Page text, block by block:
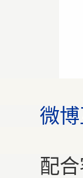
微
配合客